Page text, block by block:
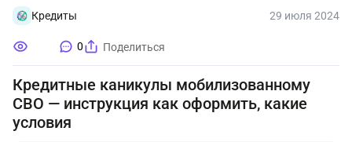
Кредиты 29 июля 2024
0 Поделиться
Кредитные каникулы мобилизованному
СВО — инструкция как оформить, какие
условия